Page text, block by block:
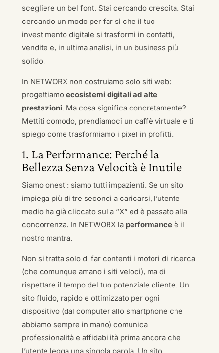
scegliere un bel font. Stai cercando crescita. Stai
cercando un modo per far sì che il tuo
investimento digitale si trasformi in contatti,
vendite e, in ultima analisi, in un business più
solido.
In NETWORX non costruiamo solo siti web:
progettiamo ecosistemi digitali ad alte
prestazioni. Ma cosa significa concretamente?
Mettiti comodo, prendiamoci un caffè virtuale e ti
spiego come trasformiamo i pixel in profitti.
1. La Performance: Perché la
Bellezza Senza Velocità è Inutile
Siamo onesti: siamo tutti impazienti. Se un sito
impiega più di tre secondi a caricarsi, l’utente
medio ha già cliccato sulla “X” ed è passato alla
concorrenza. In NETWORX la performanceè il
nostro mantra.
Non si tratta solo di far contenti i motori di ricerca
(che comunque amano i siti veloci), ma di
rispettare il tempo del tuo potenziale cliente. Un
sito fluido, rapido e ottimizzato per ogni
dispositivo (dal computer allo smartphone che
abbiamo sempre in mano) comunica
professionalità e affidabilità prima ancora che
l’utente legga una singola parola. Un sito